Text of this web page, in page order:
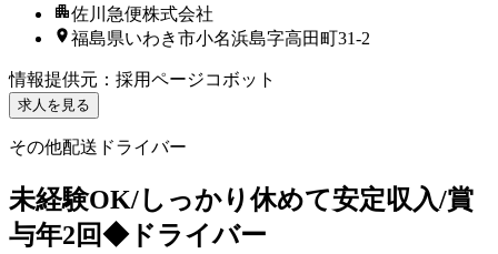
佐川急便株式会社
福島県いわき市小名浜島字高田町31-2
情報提供元 ： 採用ページコボット
求人を見る
その他配送ドライバー
未経験OK/しっかり休めて安定収入/賞
与年2回◆ドライバー